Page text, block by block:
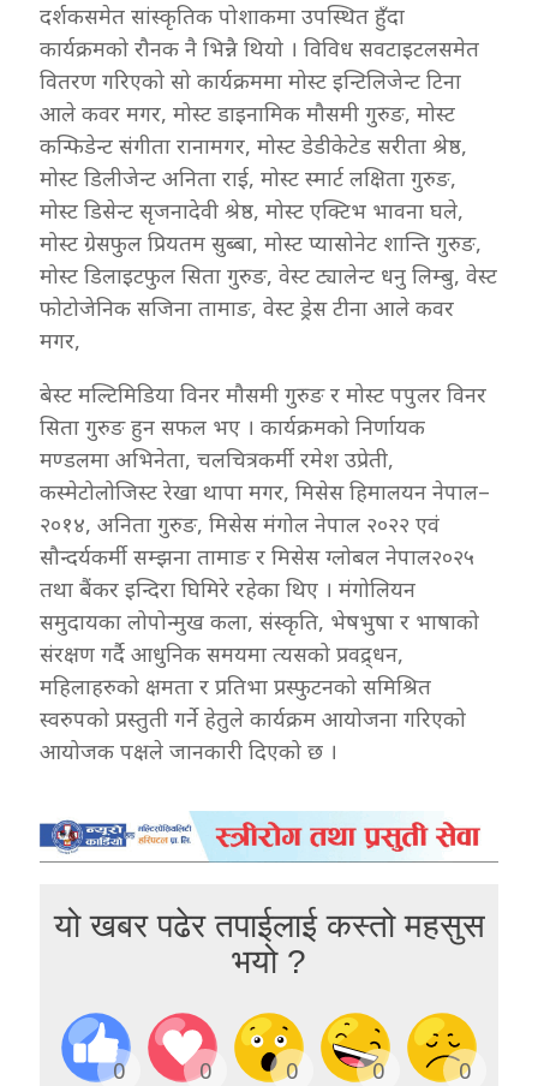
दर्शकसमेत सांस्कृतिक पोशाकमा उपस्थित हुँदा
कार्यक्रमको रौनक नै भिन्नै थियो । विविध सवटाइटलसमेत
वितरण गरिएको सो कार्यक्रममा मोस्ट इन्टिलिजेन्ट टिना
आले कवर मगर, मोस्ट डाइनामिक मौसमी गुरुङ, मोस्ट
कन्फिडेन्ट संगीता रानामगर, मोस्ट डेडीकेटेड सरीता श्रेष्ठ,
मोस्ट डिलीजेन्ट अनिता राई, मोस्ट स्मार्ट लक्षिता गुरुङ,
मोस्ट डिसेन्ट सृजनादेवी श्रेष्ठ, मोस्ट एक्टिभ भावना घले,
मोस्ट ग्रेसफुल प्रियतम सुब्बा, मोस्ट प्यासोनेट शान्ति गुरुङ,
मोस्ट डिलाइटफुल सिता गुरुङ, वेस्ट ट्यालेन्ट धनु लिम्बु, वेस्ट
फोटोजेनिक सजिना तामाङ, वेस्ट ड्रेस टीना आले कवर
मगर,
बेस्ट मल्टिमिडिया विनर मौसमी गुरुङ र मोस्ट पपुलर विनर
सिता गुरुङ हुन सफल भए । कार्यक्रमको निर्णायक
मण्डलमा अभिनेता, चलचित्रकर्मी रमेश उप्रेती,
कस्मेटोलोजिस्ट रेखा थापा मगर, मिसेस हिमालयन नेपाल–
२०१४, अनिता गुरुङ, मिसेस मंगोल नेपाल २०२२ एवं
सौन्दर्यकर्मी सम्झना तामाङ र मिसेस ग्लोबल नेपाल२०२५
तथा बैंकर इन्दिरा घिमिरे रहेका थिए । मंगोलियन
समुदायका लोपोन्मुख कला, संस्कृति, भेषभुषा र भाषाको
संरक्षण गर्दै आधुनिक समयमा त्यसको प्रवद्र्धन,
महिलाहरुको क्षमता र प्रतिभा प्रस्फुटनको समिश्रित
स्वरुपको प्रस्तुती गर्ने हेतुले कार्यक्रम आयोजना गरिएको
आयोजक पक्षले जानकारी दिएको छ ।
यो खबर पढेर तपाईलाई कस्तो महसुस
भयो ?
0 0 0 0 0